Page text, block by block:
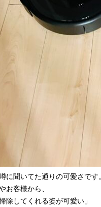
に聞いてた通りの可愛さです。
お客様から、
除してくれる姿が可愛い」